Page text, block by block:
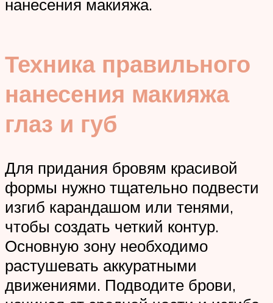
нанесения макияжа.
Техника правильного
нанесения макияжа
глаз и губ
Для придания бровям красивой
формы нужно тщательно подвести
изгиб карандашом или тенями,
чтобы создать четкий контур.
Основную зону необходимо
растушевать аккуратными
движениями. Подводите брови,